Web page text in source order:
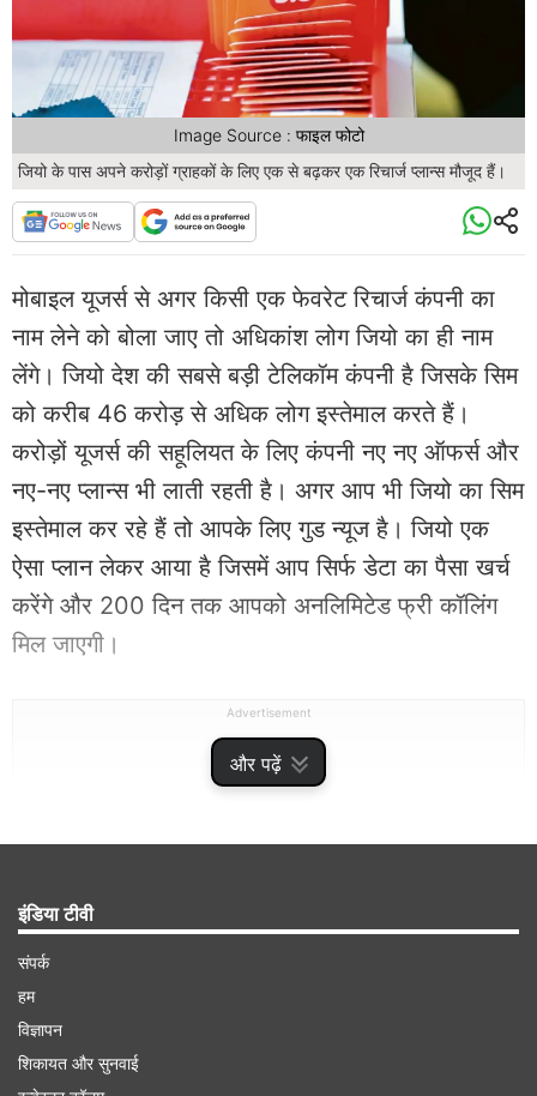
और पढ़ें
जियो के पास अपने करोड़ों ग्राहकों के लिए एक से बढ़कर एक रिचार्ज प्लान्स मौजूद हैं।
Image Source : फाइल फोटो
मोबाइल यूजर्स से अगर किसी एक फेवरेट रिचार्ज कंपनी का
नाम लेने को बोला जाए तो अधिकांश लोग जियो का ही नाम
लेंगे। जियो देश की सबसे बड़ी टेलिकॉम कंपनी है जिसके सिम
को करीब 46 करोड़ से अधिक लोग इस्तेमाल करते हैं।
करोड़ों यूजर्स की सहूलियत के लिए कंपनी नए नए ऑफर्स और
नए-नए प्लान्स भी लाती रहती है। अगर आप भी जियो का सिम
इस्तेमाल कर रहे हैं तो आपके लिए गुड न्यूज है। जियो एक
ऐसा प्लान लेकर आया है जिसमें आप सिर्फ डेटा का पैसा खर्च
करेंगे और 200 दिन तक आपको अनलिमिटेड फ्री कॉलिंग
मिल जाएगी।
Advertisement
जब से टेलिकॉम कंपनियों ने रिचार्ज प्लान्स की कीमतें बढ़ाई हैं
इंडिया टीवी
संपर्क
हम
विज्ञापन
शिकायत और सुनवाई